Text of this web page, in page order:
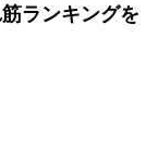
ランキングを